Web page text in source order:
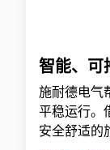
智能、可
施耐德电气
平稳运行。
安全舒适的